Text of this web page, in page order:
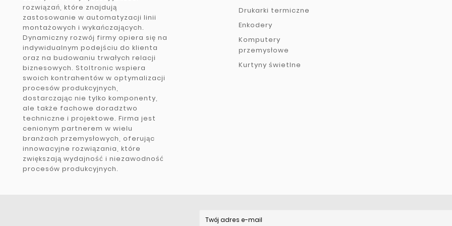
rozwiązań, które znajdują
zastosowanie w automatyzacji linii
montażowych i wykańczających.
Dynamiczny rozwój firmy opiera się na
indywidualnym podejściu do klienta
oraz na budowaniu trwałych relacji
biznesowych. Stoltronic wspiera
swoich kontrahentów w optymalizacji
procesów produkcyjnych,
dostarczając nie tylko komponenty,
ale także fachowe doradztwo
techniczne i projektowe. Firma jest
cenionym partnerem w wielu
branżach przemysłowych, oferując
innowacyjne rozwiązania, które
zwiększają wydajność i niezawodność
procesów produkcyjnych.
Drukarki termiczne
Enkodery
Komputery
przemysłowe
Kurtyny świetlne